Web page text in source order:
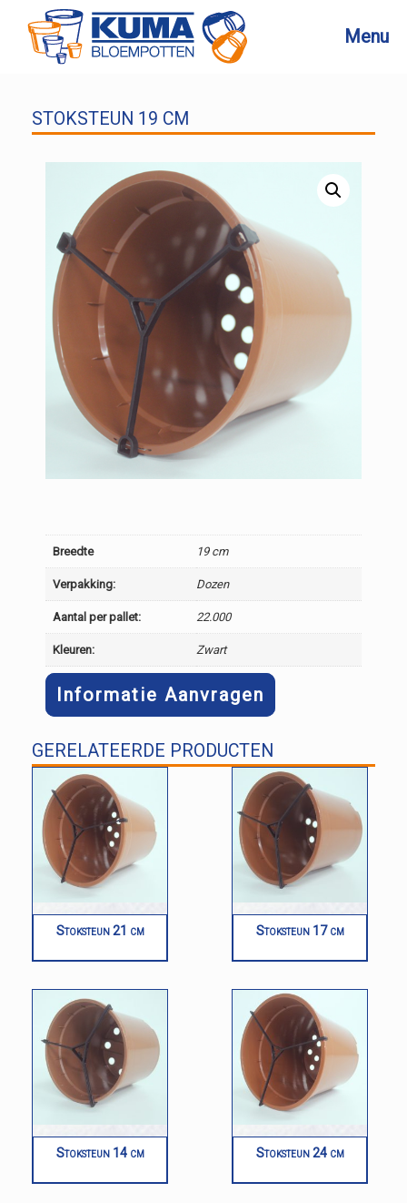
Menu
STOKSTEUN 19 CM
Breedte 19 cm
Verpakking: Dozen
Aantal per pallet: 22.000
Kleuren: Zwart
Informatie Aanvragen
GERELATEERDE PRODUCTEN
Stoksteun 21 cm Stoksteun 17 cm
Stoksteun 14 cm Stoksteun 24 cm